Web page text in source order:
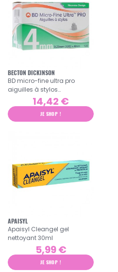
BECTON DICKINSON
BD micro-fine ultra pro
aiguilles à stylos
(32G)X4mm14,42 €
JE SHOP !
APAISYL
Apaisyl Cleangel gel
nettoyant 30ml
5,99 €
JE SHOP !